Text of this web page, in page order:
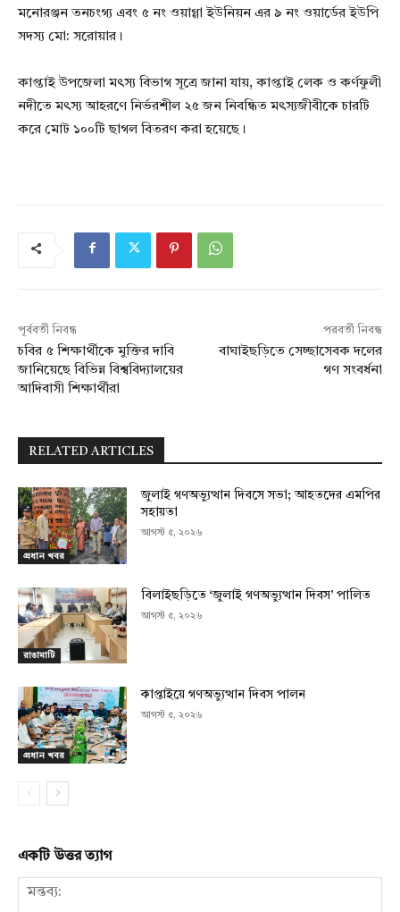
মনোরঞ্জন তনচংগ্য এবং ৫ নং ওয়াগ্গা ইউনিয়ন এর ৯ নং ওয়ার্ডের ইউপি
সদস্য মো: সরোয়ার।
কাপ্তাই উপজেলা মৎস্য বিভাগ সূত্রে জানা যায়, কাপ্তাই লেক ও কর্ণফুলী
নদীতে মৎস্য আহরণে নির্ভরশীল ২৫ জন নিবন্ধিত মৎস্যজীবীকে চারটি
করে মোট ১০০টি ছাগল বিতরণ করা হয়েছে।
পূর্ববর্তী নিবন্ধ
চবির ৫ শিক্ষার্থীকে মুক্তির দাবি
জানিয়েছে বিভিন্ন বিশ্ববিদ্যালয়ের
আদিবাসী শিক্ষার্থীরা
পরবর্তী নিবন্ধ
বাঘাইছড়িতে সেচ্ছাসেবক দলের
গণ সংবর্ধনা
RELATED ARTICLES
প্রধান খবর
জুলাই গণঅভ্যুত্থান দিবসে সভা; আহতদের এমপির
সহায়তা
আগস্ট ৫, ২০২৬
রাঙামাটি
বিলাইছড়িতে ‘জুলাই গণঅভ্যুত্থান দিবস’ পালিত
আগস্ট ৫, ২০২৬
প্রধান খবর
কাপ্তাইয়ে গণঅভ্যুত্থান দিবস পালন
আগস্ট ৫, ২০২৬
একটি উত্তর ত্যাগ